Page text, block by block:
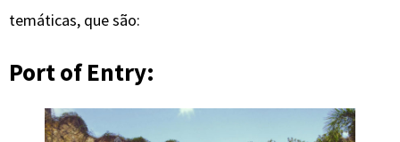
temáticas, que são:
Port of Entry: